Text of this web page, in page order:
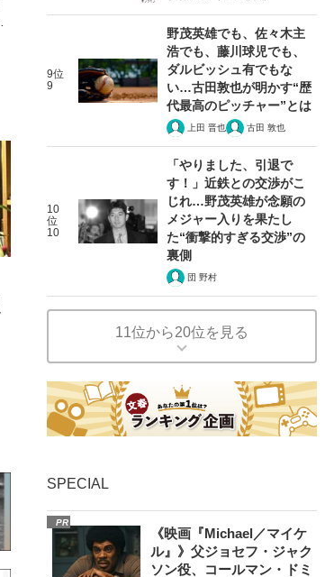
9位
9
野茂英雄でも、佐々木主
浩でも、藤川球児でも、
ダルビッシュ有でもな
い…古田敦也が明かす“歴
代最高のピッチャー”とは
上田 晋也 古田 敦也
10
位
10
「やりました、引退で
す！」近鉄との交渉がこ
じれ…野茂英雄が念願の
メジャー入りを果たし
た“衝撃的すぎる交渉”の
裏側
団 野村
11位から20位を見る
SPECIAL
PR
《映画『Michael／マイケ
ル』》父ジョセフ・ジャク
ソン役、コールマン・ドミ